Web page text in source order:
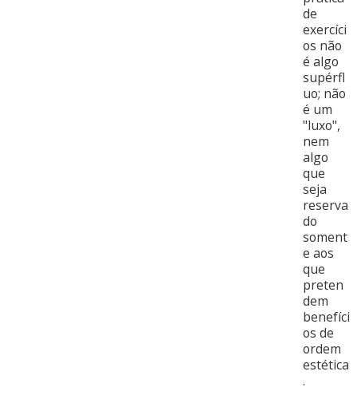
de
exercíci
os não
é algo
supérfl
uo; não
é um
"luxo",
nem
algo
que
seja
reserva
do
soment
e aos
que
preten
dem
benefíci
os de
ordem
estética
.